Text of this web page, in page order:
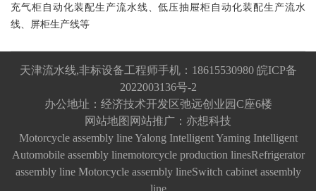
充气柜自动化装配生产流水线、低压抽屉柜自动化装配生产流水
线、屏柜生产线等
天津流水线,非标设备工程师手机：18615530980 皖ICP备
2022003136号-2
办公地址：经济技术开发区弛远创业园C座6楼
网站地图 网站推广： 亦想科技
Motorcycle assembly lineYalong IntelligentYaming Intelligent
Automobile assembly linemotorcycle production linesRefrigerator
assembly line Motorcycle assembly lineSwitch cabinet assembly
line